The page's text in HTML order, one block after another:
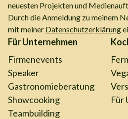
neuesten Projekten und
Durch die Anmeldung zu meinem
mit meiner Datenschutzerklärung
Für Unternehmen
Firmenevents
Speaker
Gastronomieberatung
Showcooking
Teambuilding
Für